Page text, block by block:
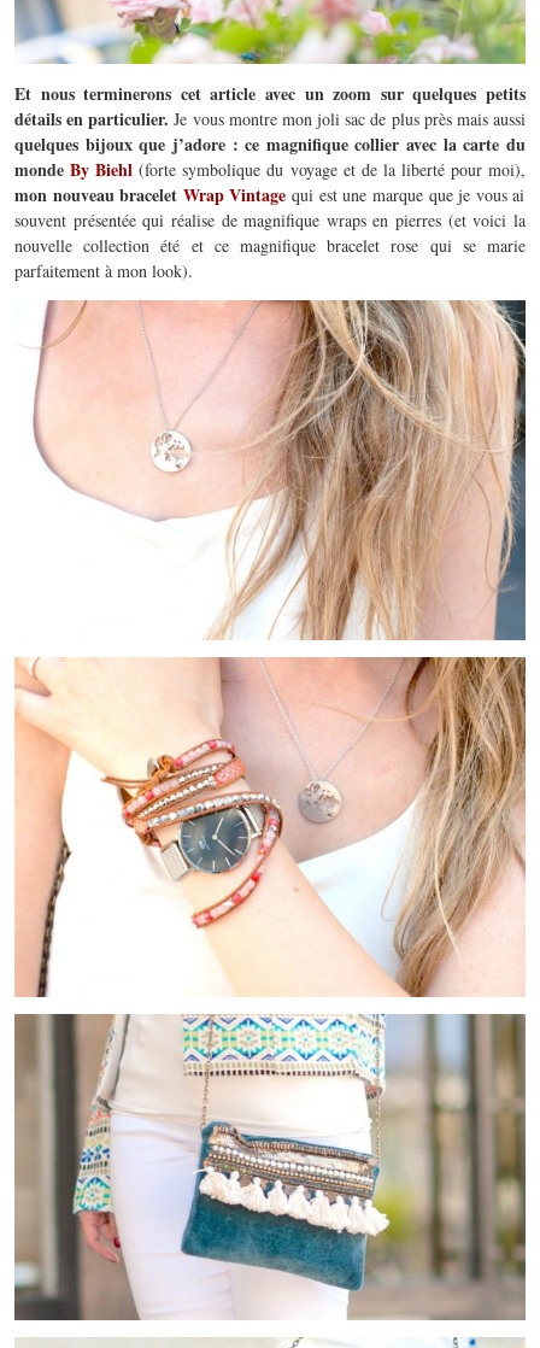
Et nous terminerons cet article avec un zoom sur quelques petits
détails en particulier. Je vous montre mon joli sac de plus près mais aussi
quelques bijoux que j’adore : ce magnifique collier avec la carte du
mondeBy Biehl (forte symbolique du voyage et de la liberté pour moi),
mon nouveau bracelet Wrap Vintage qui est une marque que je vous ai
souvent présentée qui réalise de magnifique wraps en pierres (et voici la
nouvelle collection été et ce magnifique bracelet rose qui se marie
parfaitement à mon look).